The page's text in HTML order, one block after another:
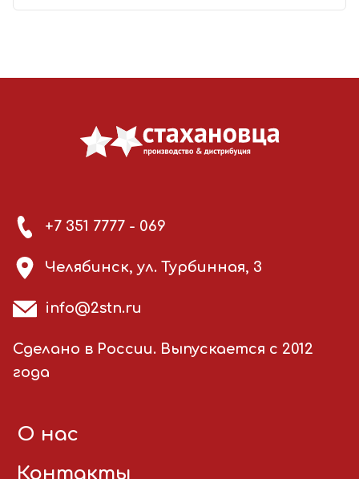
+7 351 7777 - 069
Челябинск, ул. Турбинная, 3
info@2stn.ru
Сделано в России. Выпускается с 2012
года
О нас
Контакты